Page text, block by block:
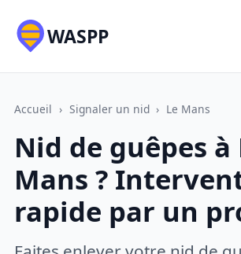
WASPP
Accueil › Signaler un nid › Le Mans
Nid de guêpes à
Mans ?
rapide par un